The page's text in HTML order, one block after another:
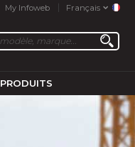
My Infoweb Français
PRODUITS